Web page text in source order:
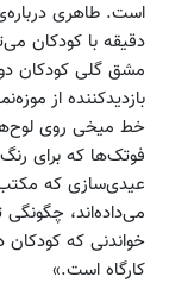
دقیقه با کودکان
مشق گلی کودکان
بازدید‌کننده از
خط میخی روی لوح‌ها
فوتک‌ها که برای
عیدی‌سازی که
می‌داده‌اند،
خواندنی که
کارگاه است.»